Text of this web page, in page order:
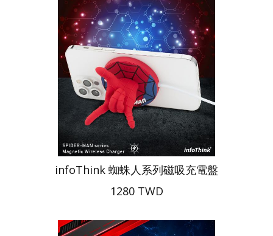
infoThink 蜘蛛人系列磁吸充電盤
1280 TWD